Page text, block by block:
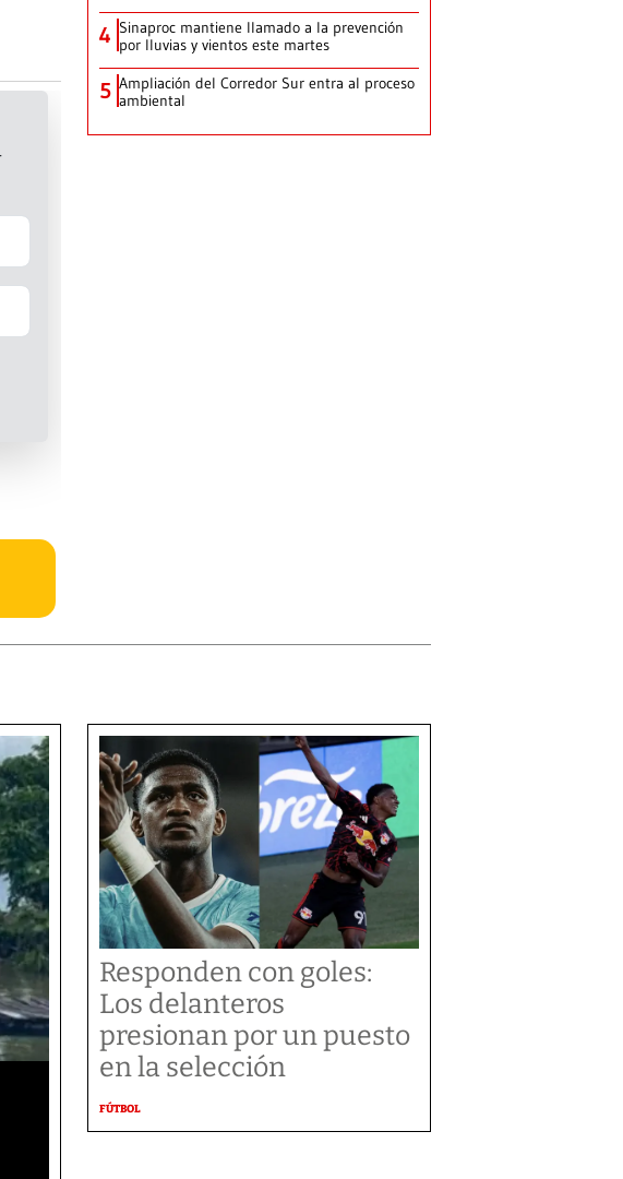
4 Sinaproc mantiene llamado a la prevención
por lluvias y vientos este martes
5 Ampliación del Corredor Sur entra al proceso
ambiental
Responden con goles:
Los delanteros
presionan por un puesto
en la selección
FÚTBOL